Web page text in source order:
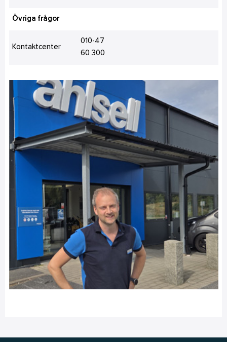
Övriga frågor
Kontaktcenter
010-47
60 300